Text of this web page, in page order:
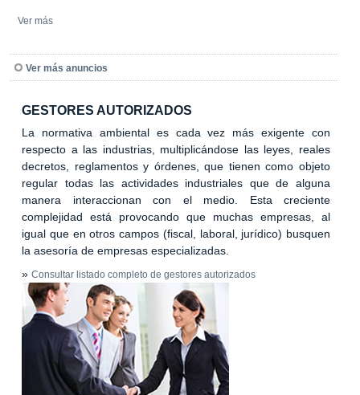
Ver más
Ver más anuncios
GESTORES AUTORIZADOS
La normativa ambiental es cada vez más exigente con
respecto a las industrias, multiplicándose las leyes, reales
decretos, reglamentos y órdenes, que tienen como objeto
regular todas las actividades industriales que de alguna
manera interaccionan con el medio. Esta creciente
complejidad está provocando que muchas empresas, al
igual que en otros campos (fiscal, laboral, jurídico) busquen
la asesoría de empresas especializadas.
» Consultar listado completo de gestores autorizados